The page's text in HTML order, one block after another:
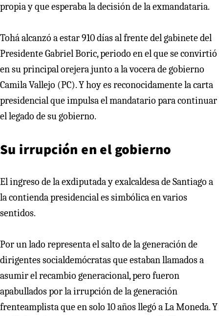
propia y que esperaba la decisión de la exmandataria.
Tohá alcanzó a estar 910 días al frente del gabinete del
Presidente Gabriel Boric, periodo en el que se convirtió
en su principal orejera junto a la vocera de gobierno
Camila Vallejo (PC). Y hoy es reconocidamente la carta
presidencial que impulsa el mandatario para continuar
el legado de su gobierno.
Su irrupción en el gobierno
El ingreso de la exdiputada y exalcaldesa de Santiago a
la contienda presidencial es simbólica en varios
sentidos.
Por un lado representa el salto de la generación de
dirigentes socialdemócratas que estaban llamados a
asumir el recambio generacional, pero fueron
apabullados por la irrupción de la generación
frenteamplista que en solo 10 años llegó a La Moneda. Y